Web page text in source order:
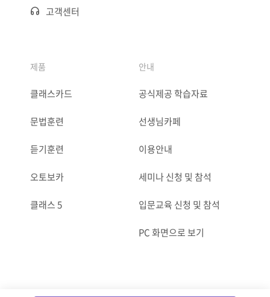
고객센터
제품
클래스카드
문법훈련
듣기훈련
오토보카
클래스 5
안내
공식제공 학습자료
선생님카페
이용안내
세미나 신청 및 참석
입문교육 신청 및 참석
PC 화면으로 보기